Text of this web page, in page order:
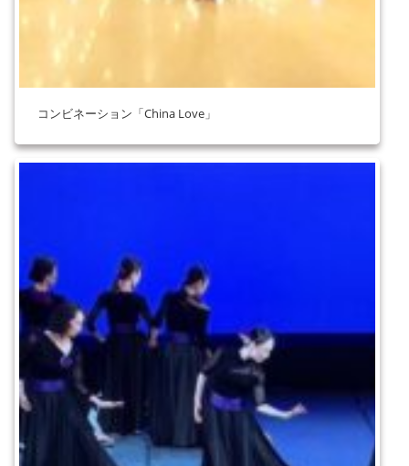
コンビネーション「China Love」